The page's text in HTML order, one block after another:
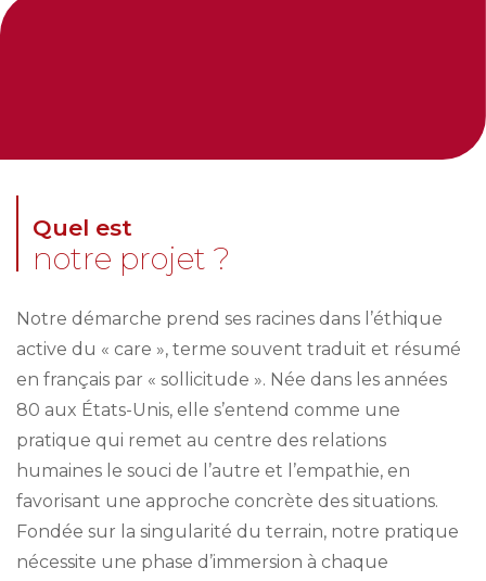
Quel est
notre projet ?
Notre démarche prend ses racines dans l’éthique
active du « care », terme souvent traduit et résumé
en français par « sollicitude ». Née dans les années
80 aux États-Unis, elle s’entend comme une
pratique qui remet au centre des relations
humaines le souci de l’autre et l’empathie, en
favorisant une approche concrète des situations.
Fondée sur la singularité du terrain, notre pratique
nécessite une phase d’immersion à chaque